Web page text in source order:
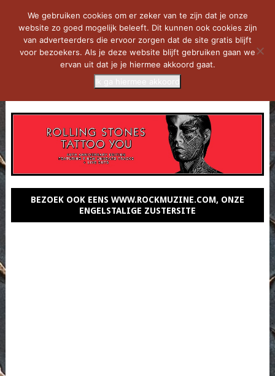
BEZOEK OOK EENS WWW.ROCKMUZINE.COM, ONZE
ENGELSTALIGE ZUSTERSITE
We gebruiken cookies om er zeker van te zijn dat je onze
website zo goed mogelijk beleeft. Dit kunnen ook cookies zijn
van adverteerders die ervoor zorgen dat de site gratis blijft
voor bezoekers. Als je deze website blijft gebruiken gaan we
ervan uit dat je je hiermee akkoord gaat.
Ik ga hiermee akkoord